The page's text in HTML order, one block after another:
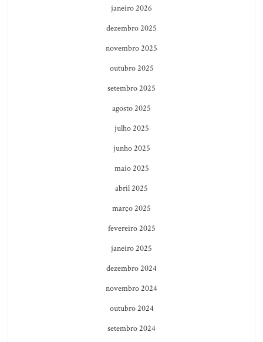
janeiro 2026
dezembro 2025
novembro 2025
outubro 2025
setembro 2025
agosto 2025
julho 2025
junho 2025
maio 2025
abril 2025
março 2025
fevereiro 2025
janeiro 2025
dezembro 2024
novembro 2024
outubro 2024
setembro 2024